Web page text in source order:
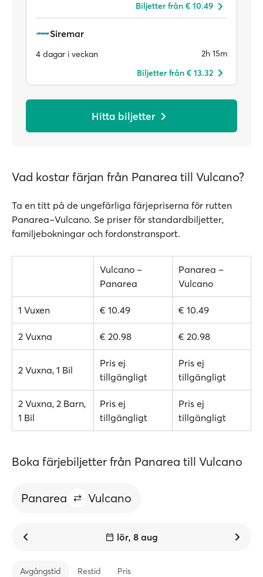
Biljetter från € 10.49
Siremar
4 dagar i veckan
2h 15m
Biljetter från € 13.32
Hitta biljetter
Vad kostar färjan från Panarea till Vulcano?
Ta en titt på de ungefärliga färjepriserna för rutten
Panarea–Vulcano. Se priser för standardbiljetter,
familjebokningar och fordonstransport.
Vulcano –
Panarea
Panarea –
Vulcano
1 Vuxen € 10.49 € 10.49
2 Vuxna € 20.98 € 20.98
2 Vuxna, 1 Bil
Pris ej
tillgängligt
Pris ej
tillgängligt
2 Vuxna, 2 Barn,
1 Bil
Pris ej
tillgängligt
Pris ej
tillgängligt
Boka färjebiljetter från Panarea till Vulcano
Panarea Vulcano
lör, 8 aug
Avgångstid Restid Pris